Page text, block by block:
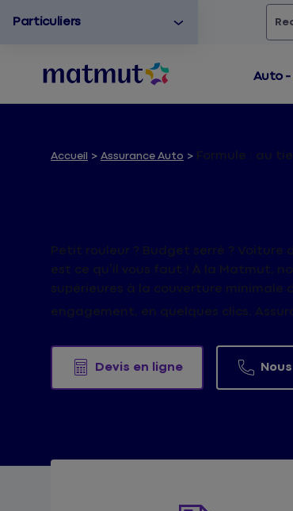
Particuliers
Auto -
Accueil Assurance Auto Formule : au
Petit rouleur ? Budget serré ? Voiture
est ce qu’il vous faut ! À la Matmut,
supérieures à la couverture minimale
engagement, en quelques clics.
Devis en ligne